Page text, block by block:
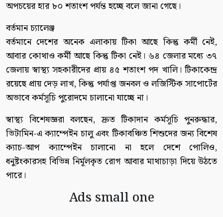
অপচয়ের হার ৮০ শতাংশ পর্যন্ত হচ্ছে বলে জানা গেছে।
বর্তমান চ্যালেঞ্জ
বর্তমানে দেশের অনেক এলাকায় টিকা আছে কিন্তু কর্মী নেই,
আবার কোথাও কর্মী আছে কিন্তু টিকা নেই। ৬৪ জেলার মধ্যে ৩৭
জেলায় স্বাস্থ্য সহকারীদের প্রায় ৪৫ শতাংশ পদ খালি। টিকাকেন্দ্র
রয়েছে প্রায় দেড় লাখ, কিন্তু পর্যাপ্ত জনবল ও লজিস্টিক সাপোর্টের
অভাবে কর্মসূচি পুরোদমে চালানো যাচ্ছে না।
স্বাস্থ্য বিশেষজ্ঞরা বলছেন, দ্রুত টিকাদান কর্মসূচি পুনরুদ্ধার,
ভিটামিন-এ ক্যাম্পেইন চালু এবং টিকাবঞ্চিত শিশুদের জন্য বিশেষ
ক্যাচ-আপ ক্যাম্পেইন চালানো না হলে দেশে পোলিও,
ধনুষ্টংকারসহ বিভিন্ন নির্মূলকৃত রোগ আবার মাথাচাড়া দিয়ে উঠতে
পারে।
Ads small one